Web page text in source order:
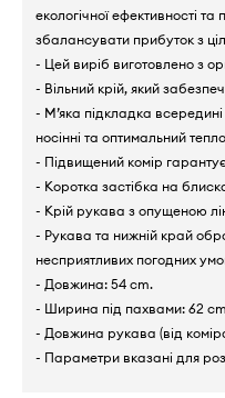
екологічної ефективності
збалансувати прибуток з
- Цей виріб виготовлено з
- Вільний крій, який
- М’яка підкладка
носінні та оптимальний
- Підвищений комір
- Коротка застібка на
- Крій рукава з опущеною
- Рукава та нижній край
несприятливих погодних
- Довжина: 54 cm.
- Ширина під пахвами: 62
- Довжина рукава (від
- Параметри вказані для